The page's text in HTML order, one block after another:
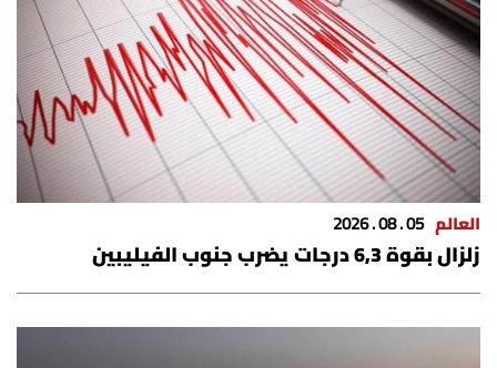
العالم 05 . 08 . 2026
زلزال بقوة 6,3 درجات يضرب جنوب الفيليبين